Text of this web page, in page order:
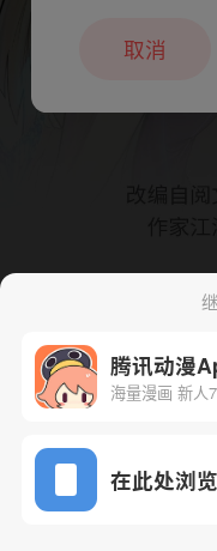
腾讯动漫
海量漫画 新人
在此处浏览
本章节仅支
取消